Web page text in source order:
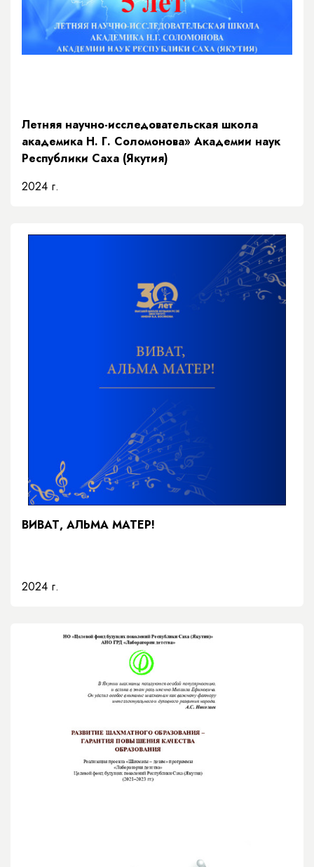
Летняя научно-исследовательская школа
академика Н. Г. Соломонова» Академии наук
Республики Саха (Якутия)
2024 г.
ВИВАТ, АЛЬМА МАТЕР!
2024 г.